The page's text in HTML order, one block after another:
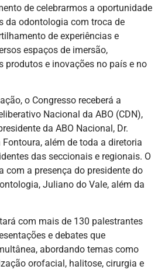
de celebrarmos a oportunidade
da odontologia com troca de
de experiências e
espaços de imersão,
produtos e inovações no país e no
o Congresso receberá a
Nacional da ABO (CDN),
da ABO Nacional, Dr.
além de toda a diretoria
das seccionais e regionais. O
com a presença do presidente do
Juliano do Vale, além da
com mais de 130 palestrantes
e debates que
abordando temas como
orofacial, halitose, cirurgia e